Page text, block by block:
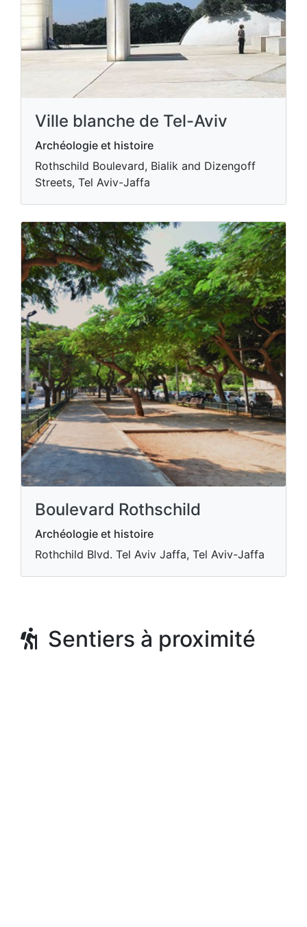
Ville blanche de Tel-Aviv
Archéologie et histoire
Rothschild Boulevard, Bialik and Dizengoff
Streets, Tel Aviv-Jaffa
Boulevard Rothschild
Archéologie et histoire
Rothchild Blvd. Tel Aviv Jaffa, Tel Aviv-Jaffa
Sentiers à proximité